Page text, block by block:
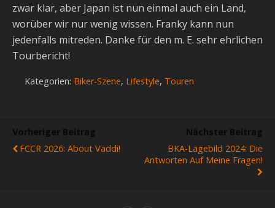
zwar klar, aber Japan ist nun einmal auch ein Land,
worüber wir nur wenig wissen. Franky kann nun
jedenfalls mitreden. Danke für den m. E. sehr ehrlichen
Tourbericht!
Kategorien: Biker-Szene, Lifestyle, Touren
Vorheriger Beitrag
FCCR 2026: About Vaddi!
Nächster Beitrag
BKA-Lagebild 2024: Die
Antworten Auf Meine Fragen!